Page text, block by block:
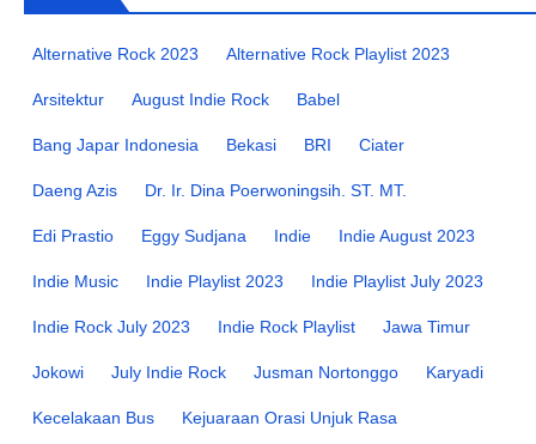
Alternative Rock 2023 Alternative Rock Playlist 2023
Arsitektur August Indie Rock Babel
Bang Japar Indonesia Bekasi BRI Ciater
Daeng Azis Dr. Ir. Dina Poerwoningsih. ST. MT.
Edi Prastio Eggy Sudjana Indie Indie August 2023
Indie Music Indie Playlist 2023 Indie Playlist July 2023
Indie Rock July 2023 Indie Rock Playlist Jawa Timur
Jokowi July Indie Rock Jusman Nortonggo Karyadi
Kecelakaan Bus Kejuaraan Orasi Unjuk Rasa